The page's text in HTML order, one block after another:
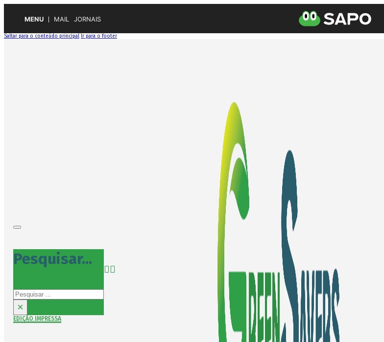
MENU MAIL JORNAIS
Saltar para o conteúdo principal Ir para o footer
Pesquisar...
Pesquisar
×
EDIÇÃO IMPRESSA